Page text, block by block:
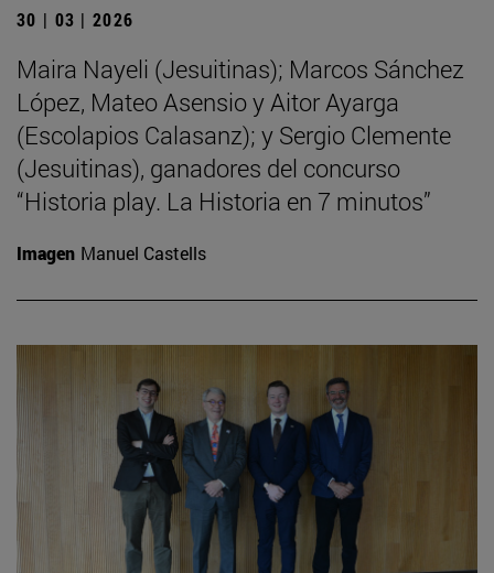
30 | 03 | 2026
Maira Nayeli (Jesuitinas); Marcos Sánchez
López, Mateo Asensio y Aitor Ayarga
(Escolapios Calasanz); y Sergio Clemente
(Jesuitinas), ganadores del concurso
“Historia play. La Historia en 7 minutos”
Imagen Manuel Castells